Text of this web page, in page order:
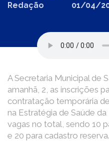
Redação
01/04/
A Secretaria Municipal de
amanhã, 2, as inscrições
contratação temporária
na Estratégia de Saúde da
vagas no total, sendo 10
e 20 para cadastro